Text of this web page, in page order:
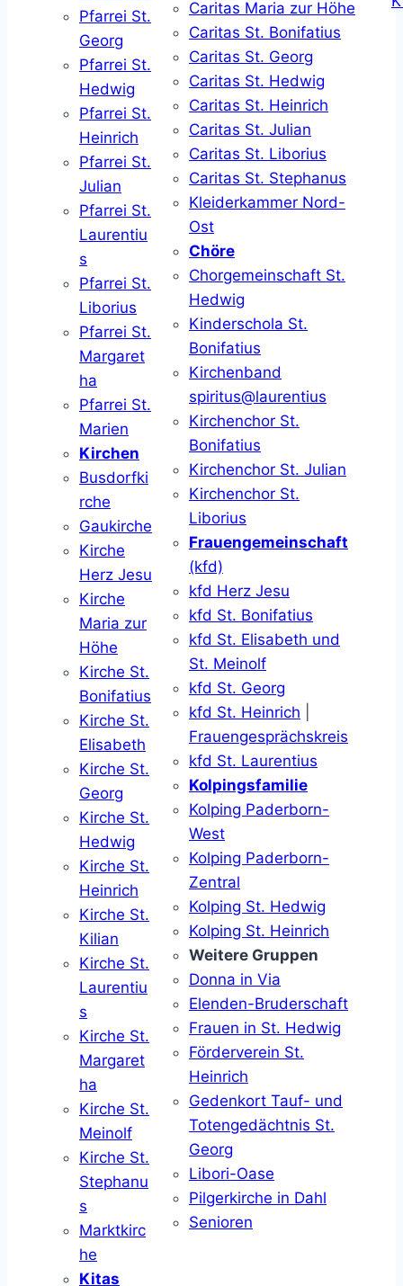
Pfarrei St.
Georg
Pfarrei St.
Hedwig
Pfarrei St.
Heinrich
Pfarrei St.
Julian
Pfarrei St.
Laurentiu
s
Pfarrei St.
Liborius
Pfarrei St.
Margaret
ha
Pfarrei St.
Marien
Kirchen
Busdorfki
rche
Gaukirche
Kirche
Herz Jesu
Kirche
Maria zur
Höhe
Kirche St.
Bonifatius
Kirche St.
Elisabeth
Kirche St.
Georg
Kirche St.
Hedwig
Kirche St.
Heinrich
Kirche St.
Kilian
Kirche St.
Laurentiu
s
Kirche St.
Margaret
ha
Kirche St.
Meinolf
Kirche St.
Stephanu
s
Marktkirc
he
Kitas
Caritas Maria zur Höhe
Caritas St. Bonifatius
Caritas St. Georg
Caritas St. Hedwig
Caritas St. Heinrich
Caritas St. Julian
Caritas St. Liborius
Caritas St. Stephanus
Kleiderkammer Nord-
Ost
Chöre
Chorgemeinschaft St.
Hedwig
Kinderschola St.
Bonifatius
Kirchenband
spiritus@laurentius
Kirchenchor St.
Bonifatius
Kirchenchor St. Julian
Kirchenchor St.
Liborius
Frauengemeinschaft
(kfd)
kfd Herz Jesu
kfd St. Bonifatius
kfd St. Elisabeth und
St. Meinolf
kfd St. Georg
kfd St. Heinrich
Frauengesprächskreis
kfd St. Laurentius
Kolpingsfamilie
Kolping Paderborn-
West
Kolping Paderborn-
Zentral
Kolping St. Hedwig
Kolping St. Heinrich
Weitere Gruppen
Donna in Via
Elenden-Bruderschaft
Frauen in St. Hedwig
Förderverein St.
Heinrich
Gedenkort Tauf- und
Totengedächtnis St.
Georg
Libori-Oase
Pilgerkirche in Dahl
Senioren